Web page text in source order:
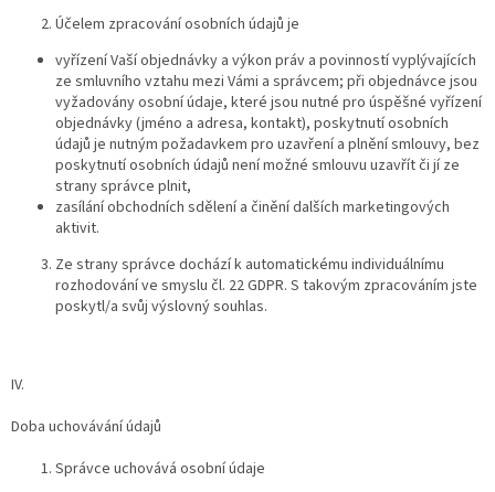
Účelem zpracování osobních údajů je
vyřízení Vaší objednávky a výkon práv a povinností vyplývajících
ze smluvního vztahu mezi Vámi a správcem; při objednávce jsou
vyžadovány osobní údaje, které jsou nutné pro úspěšné vyřízení
objednávky (jméno a adresa, kontakt), poskytnutí osobních
údajů je nutným požadavkem pro uzavření a plnění smlouvy, bez
poskytnutí osobních údajů není možné smlouvu uzavřít či jí ze
strany správce plnit,
zasílání obchodních sdělení a činění dalších marketingových
aktivit.
Ze strany správce dochází k automatickému individuálnímu
rozhodování ve smyslu čl. 22 GDPR. S takovým zpracováním jste
poskytl/a svůj výslovný souhlas.
IV.
Doba uchovávání údajů
Správce uchovává osobní údaje